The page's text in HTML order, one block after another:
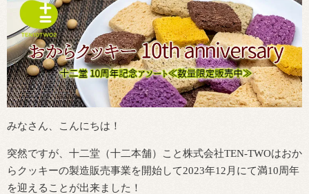
みなさん、こんにちは！
突然ですが、十二堂（十二本舗）こと株式会社TEN-TWOはおか
らクッキーの製造販売事業を開始して2023年12月にて満10周年
を迎えることが出来ました！